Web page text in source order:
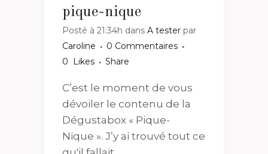
pique-nique
Posté à 21:34h dans A tester par
Caroline
0 Commentaires
0
Likes Share
C’est le moment de vous
dévoiler le contenu de la
Dégustabox « Pique-
Nique ». J’y ai trouvé tout ce